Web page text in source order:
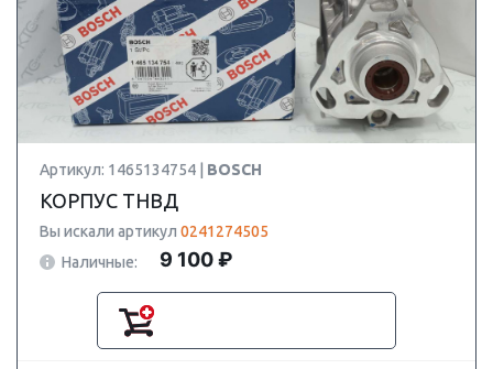
Артикул: 1465134754 | BOSCH
КОРПУС ТНВД
Вы искали артикул 0241274505
Наличные:
9 100 ₽